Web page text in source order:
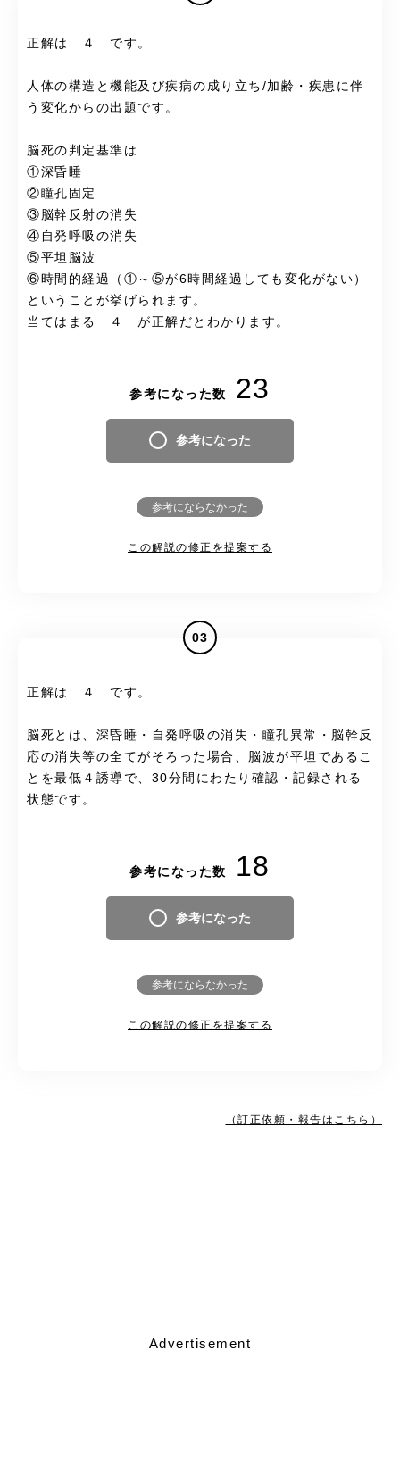
正解は ４ です。
人体の構造と機能及び疾病の成り立ち/加齢・疾患に伴
う変化からの出題です。
脳死の判定基準は
①深昏睡
②瞳孔固定
③脳幹反射の消失
④自発呼吸の消失
⑤平坦脳波
⑥時間的経過（①～⑤が6時間経過しても変化がない）
ということが挙げられます。
当てはまる ４ が正解だとわかります。
参考になった数 23
参考になった
参考にならなかった
この解説の修正を提案する
03
正解は ４ です。
脳死とは、深昏睡・自発呼吸の消失・瞳孔異常・脳幹反
応の消失等の全てがそろった場合、脳波が平坦であるこ
とを最低４誘導で、30分間にわたり確認・記録される
状態です。
参考になった数 18
参考になった
参考にならなかった
この解説の修正を提案する
（訂正依頼・報告はこちら）
Advertisement